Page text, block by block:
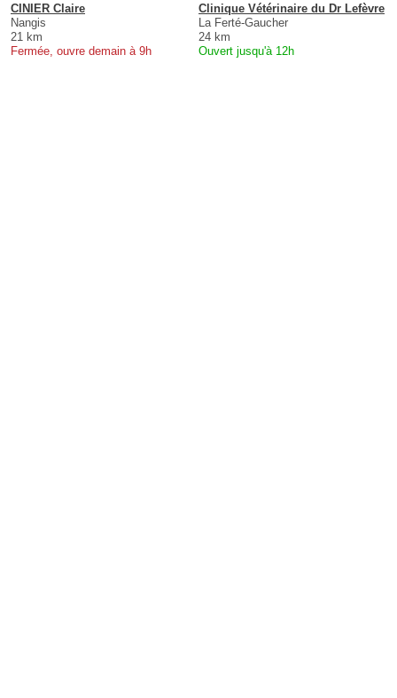
CINIER Claire
Nangis
21 km
Fermée, ouvre demain à 9h
Clinique Vétérinaire du Dr Lefèvre
La Ferté-Gaucher
24 km
Ouvert jusqu'à 12h